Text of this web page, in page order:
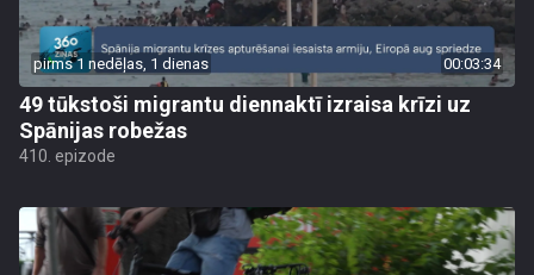
pirms 1 nedēļas, 1 dienas 00:03:34
49 tūkstoši migrantu diennaktī izraisa krīzi uz
Spānijas robežas
410. epizode